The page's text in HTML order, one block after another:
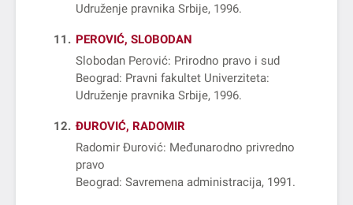
Udruženje pravnika Srbije, 1996
11
PEROVIĆ, SLOBODAN
Slobodan Perović: Prirodno pravo i sud
Beograd: Pravni fakultet Univerziteta:
Udruženje pravnika Srbije, 1996
12
ĐUROVIĆ, RADOMIR
Radomir Đurović: Međunarodno privredno
pravo
Beograd: Savremena administracija, 1991